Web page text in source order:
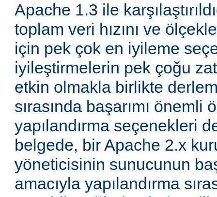
Apache 1.3 ile
toplam veri hızını ve
için pek çok en iyileme
iyileştirmelerin pek çoğu
etkin olmakla birlikte
sırasında başarımı
yapılandırma seçenekleri
belgede, bir Apache 2.x
yöneticisinin sunucunun
amacıyla yapılandırma